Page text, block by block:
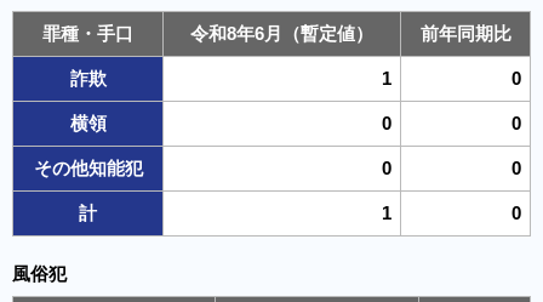
罪種・手口 令和8年6月（暫定値） 前年同期比
詐欺 1 0
横領 0 0
その他知能犯 0 0
計 1 0
風俗犯